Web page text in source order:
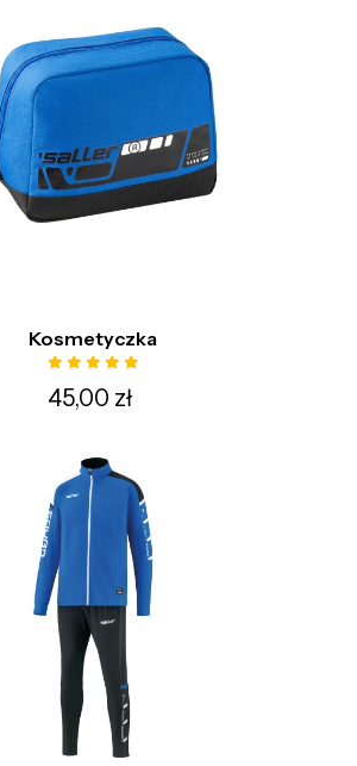
Kosmetyczka
45,00 zł